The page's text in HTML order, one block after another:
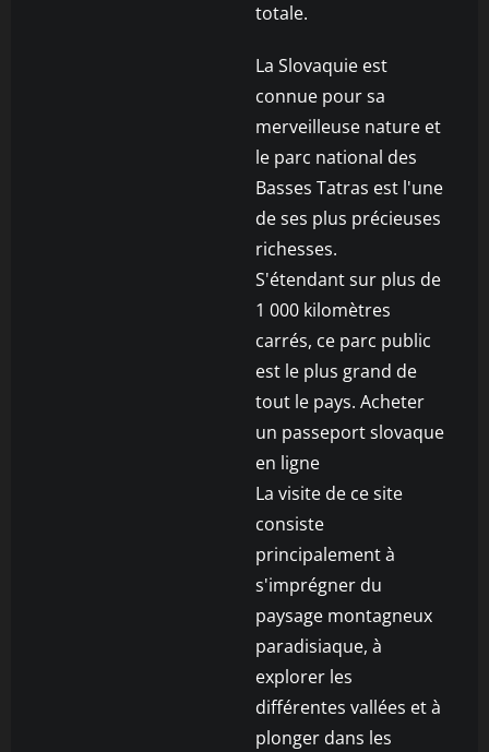
totale.
La Slovaquie est
connue pour sa
merveilleuse nature et
le parc national des
Basses Tatras est l'une
de ses plus précieuses
richesses.
S'étendant sur plus de
1 000 kilomètres
carrés, ce parc public
est le plus grand de
tout le pays. Acheter
un passeport slovaque
en ligne
La visite de ce site
consiste
principalement à
s'imprégner du
paysage montagneux
paradisiaque, à
explorer les
différentes vallées et à
plonger dans les